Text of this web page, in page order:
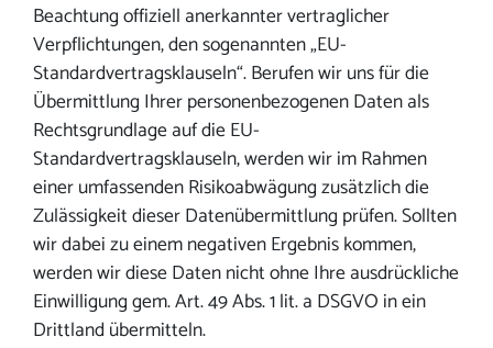
Beachtung offiziell anerkannter vertraglicher
Verpflichtungen, den sogenannten „EU-
Standardvertragsklauseln“. Berufen wir uns für die
Übermittlung Ihrer personenbezogenen Daten als
Rechtsgrundlage auf die EU-
Standardvertragsklauseln, werden wir im Rahmen
einer umfassenden Risikoabwägung zusätzlich die
Zulässigkeit dieser Datenübermittlung prüfen. Sollten
wir dabei zu einem negativen Ergebnis kommen,
werden wir diese Daten nicht ohne Ihre ausdrückliche
Einwilligung gem. Art. 49 Abs. 1 lit. a DSGVO in ein
Drittland übermitteln.